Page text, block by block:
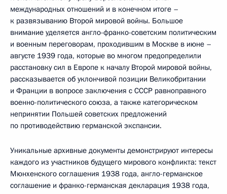
международных отношений и в конечном итоге –
к развязыванию Второй мировой войны. Большое
внимание уделяется англо-франко-советским политическим
и военным переговорам, проходившим в Москве в июне –
августе 1939 года, которые во многом предопределили
расстановку сил в Европе к началу Второй мировой войны,
рассказывается об уклончивой позиции Великобритании
и Франции в вопросе заключения с СССР равноправного
военно-политического союза, а также категорическом
непринятии Польшей советских предложений
по противодействию германской экспансии.
Уникальные архивные документы демонстрируют интересы
каждого из участников будущего мирового конфликта: текст
Мюнхенского соглашения 1938 года, англо-германское
соглашение и франко-германская декларация 1938 года,